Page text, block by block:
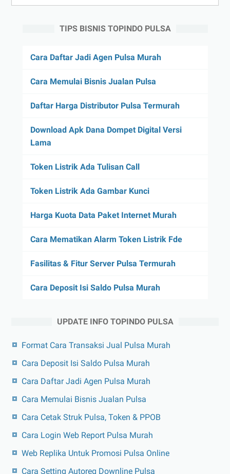
TIPS BISNIS TOPINDO PULSA
Cara Daftar Jadi Agen Pulsa Murah
Cara Memulai Bisnis Jualan Pulsa
Daftar Harga Distributor Pulsa Termurah
Download Apk Dana Dompet Digital Versi
Lama
Token Listrik Ada Tulisan Call
Token Listrik Ada Gambar Kunci
Harga Kuota Data Paket Internet Murah
Cara Mematikan Alarm Token Listrik Fde
Fasilitas & Fitur Server Pulsa Termurah
Cara Deposit Isi Saldo Pulsa Murah
UPDATE INFO TOPINDO PULSA
Format Cara Transaksi Jual Pulsa Murah
Cara Deposit Isi Saldo Pulsa Murah
Cara Daftar Jadi Agen Pulsa Murah
Cara Memulai Bisnis Jualan Pulsa
Cara Cetak Struk Pulsa, Token & PPOB
Cara Login Web Report Pulsa Murah
Web Replika Untuk Promosi Pulsa Online
Cara Setting Autoreg Downline Pulsa